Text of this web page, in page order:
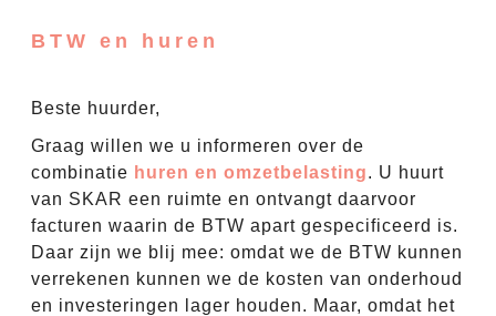
BTW en huren
Beste huurder,
Graag willen we u informeren over de
combinatie huren en omzetbelasting. U huurt
van SKAR een ruimte en ontvangt daarvoor
facturen waarin de BTW apart gespecificeerd is.
Daar zijn we blij mee: omdat we de BTW kunnen
verrekenen kunnen we de kosten van onderhoud
en investeringen lager houden. Maar, omdat het